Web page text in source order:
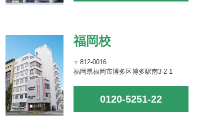
福岡校
〒812-0016
福岡県福岡市博多区博多駅南3-2-1
0120-5251-22